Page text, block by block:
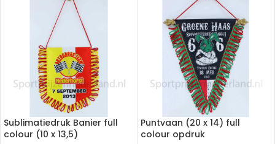
Sublimatiedruk Banier full
colour (10 x 13,5)
Puntvaan (20 x 14) full
colour opdruk